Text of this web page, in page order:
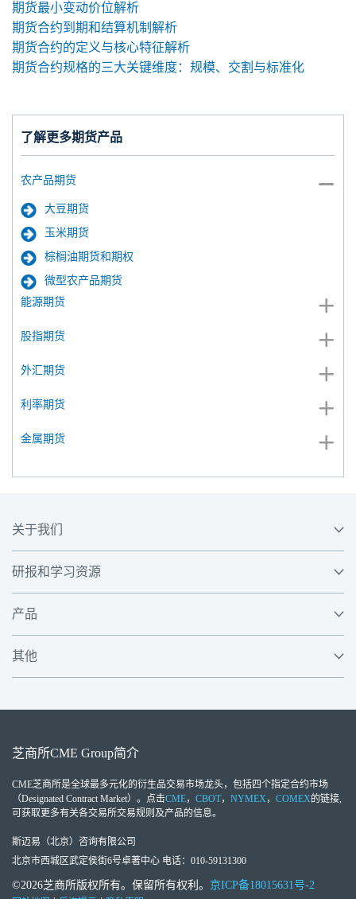
了解更多期货产品
农产品期货
大豆期货
玉米期货
棕榈油期货和期权
微型农产品期货
能源期货
股指期货
外汇期货
利率期货
金属期货
期货最小变动价位解析
期货合约到期和结算机制解析
期货合约的定义与核心特征解析
期货合约规格的三大关键维度：规模、交割与标准化
关于我们
研报和学习资源
产品
其他
芝商所CME Group简介
CME芝商所是全球最多元化的衍生品交易市场龙头，包括四个指定合约市场
（Designated Contract Market）。点击CME， CBOT， NYMEX， COMEX的链接,
可获取更多有关各交易所交易规则及产品的信息。
斯迈易（北京）咨询有限公司
北京市西城区武定侯街6号卓著中心 电话：010-59131300
©2026芝商所版权所有。保留所有权利。 京ICP备18015631号-2